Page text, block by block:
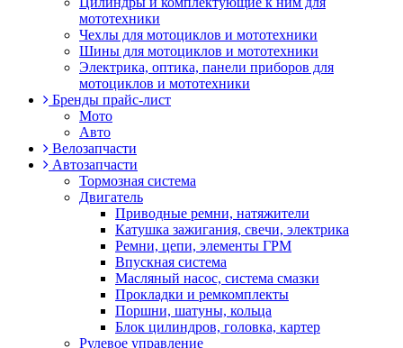
мототехники
Чехлы для мотоциклов и мототехники
Шины для мотоциклов и мототехники
Электрика, оптика, панели приборов для
мотоциклов и мототехники
Бренды прайс-лист
Мото
Авто
Велозапчасти
Автозапчасти
Тормозная система
Двигатель
Приводные ремни, натяжители
Катушка зажигания, свечи, электрика
Ремни, цепи, элементы ГРМ
Впускная система
Масляный насос, система смазки
Прокладки и ремкомплекты
Поршни, шатуны, кольца
Блок цилиндров, головка, картер
Рулевое управление